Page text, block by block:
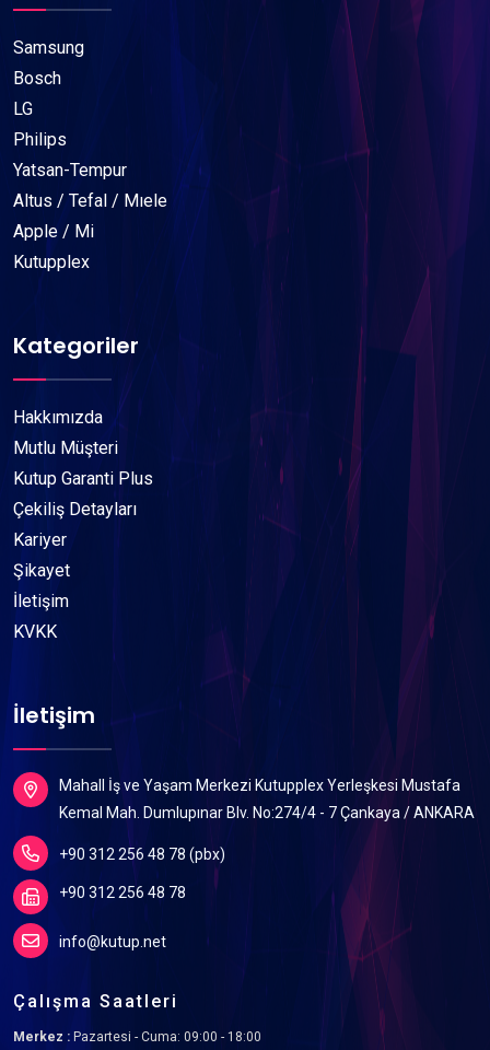
Samsung
Bosch
LG
Philips
Yatsan-Tempur
Altus / Tefal / Mıele
Apple / Mi
Kutupplex
Kategoriler
Hakkımızda
Mutlu Müşteri
Kutup Garanti Plus
Çekiliş Detayları
Kariyer
Şikayet
İletişim
KVKK
İletişim
Mahall İş ve Yaşam Merkezi Kutupplex Yerleşkesi Mustafa
Kemal Mah. Dumlupınar Blv. No:274/4 - 7 Çankaya / ANKARA
+90 312 256 48 78 (pbx)
+90 312 256 48 78
info@kutup.net
Çalışma Saatleri
Merkez : Pazartesi - Cuma: 09:00 - 18:00